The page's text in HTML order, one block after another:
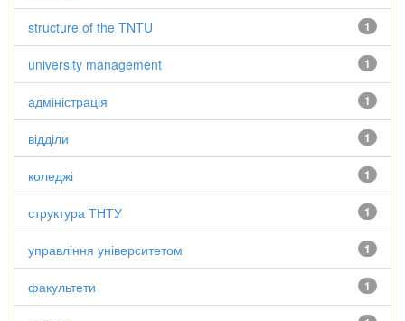
1
structure of the TNTU
1
university management
1
адміністрація
1
відділи
1
коледжі
1
структура ТНТУ
1
управління університетом
1
факультети